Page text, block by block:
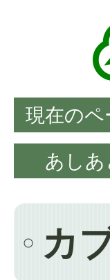
現在のペ
あしあ
カ